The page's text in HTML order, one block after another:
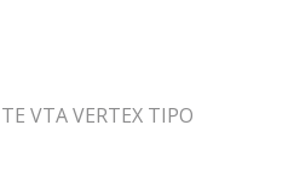
VTA VERTEX TIPO